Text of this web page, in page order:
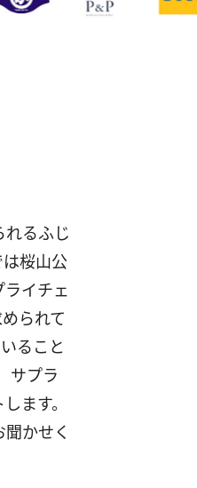
るふじ
桜山公
イチェ
られて
ること
サプラ
ます。
かせく